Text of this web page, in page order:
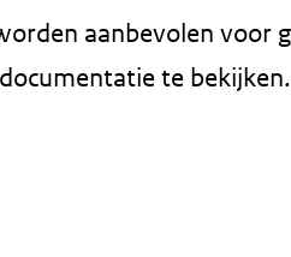
aanbevolen voor
te